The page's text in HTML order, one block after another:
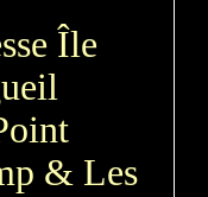
Île
& Les